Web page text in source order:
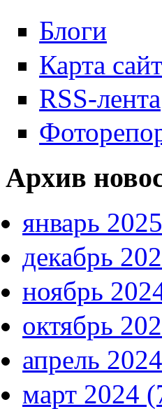
Блоги
Карта
RSS-лента
Архив
январь
декабрь
ноябрь
октябрь
апрель
март 2024